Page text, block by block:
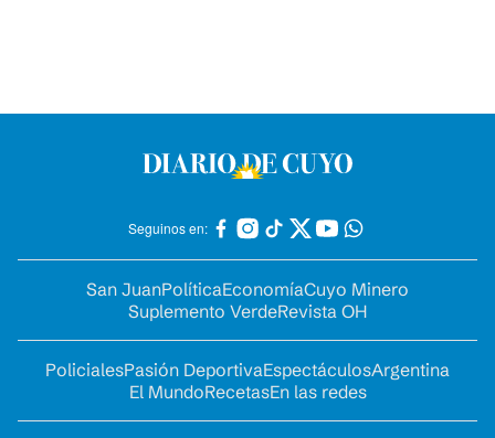
Seguinos en:
San JuanPolíticaEconomíaCuyo Minero
Suplemento VerdeRevista OH
PolicialesPasión DeportivaEspectáculosArgentina
El MundoRecetasEn las redes